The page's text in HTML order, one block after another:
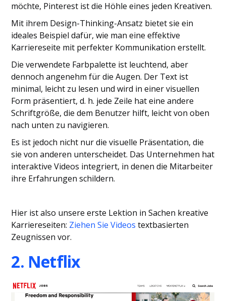
möchte, Pinterest ist die Höhle eines jeden Kreativen.
Mit ihrem Design-Thinking-Ansatz bietet sie ein
ideales Beispiel dafür, wie man eine effektive
Karriereseite mit perfekter Kommunikation erstellt.
Die verwendete Farbpalette ist leuchtend, aber
dennoch angenehm für die Augen. Der Text ist
minimal, leicht zu lesen und wird in einer visuellen
Form präsentiert, d. h. jede Zeile hat eine andere
Schriftgröße, die dem Benutzer hilft, leicht von oben
nach unten zu navigieren.
Es ist jedoch nicht nur die visuelle Präsentation, die
sie von anderen unterscheidet. Das Unternehmen hat
interaktive Videos integriert, in denen die Mitarbeiter
ihre Erfahrungen schildern.
Hier ist also unsere erste Lektion in Sachen kreative
Karriereseiten: Ziehen Sie Videos textbasierten
Zeugnissen vor.
2. Netflix